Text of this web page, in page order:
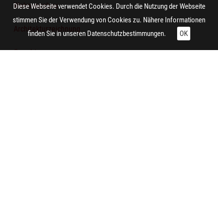
Wohnungsbau
Architekturzeichnung
Grundriss
Diese Webseite verwendet Cookies. Durch die Nutzung der Webseite
stimmen Sie der Verwendung von Cookies zu. Nähere Informationen
finden Sie in unseren Datenschutzbestimmungen. OK